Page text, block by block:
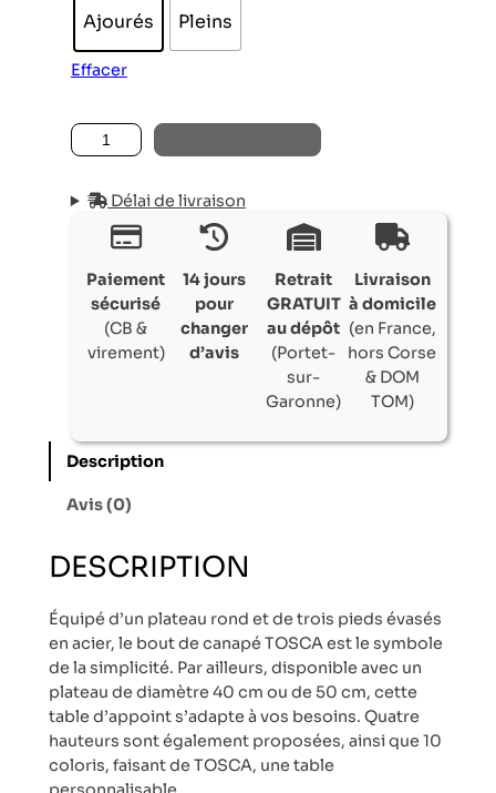
Ajourés Pleins
Effacer
quantité de BOUT DE CANAPÉ TOSCA
Délai de livraison
Paiement
sécurisé
(CB &
virement)
14 jours
pour
changer
d’avis
Retrait
GRATUIT
au dépôt
(Portet-
sur-
Garonne)
Livraison
à domicile
(en France,
hors Corse
& DOM
TOM)
Description
Avis (0)
DESCRIPTION
Équipé d’un plateau rond et de trois pieds évasés
en acier, le bout de canapé TOSCA est le symbole
de la simplicité. Par ailleurs, disponible avec un
plateau de diamètre 40 cm ou de 50 cm, cette
table d’appoint s’adapte à vos besoins. Quatre
hauteurs sont également proposées, ainsi que 10
coloris, faisant de TOSCA, une table